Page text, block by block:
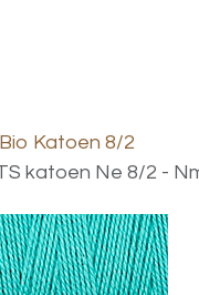
Bio Katoen 8/2
katoen Ne 8/2 -